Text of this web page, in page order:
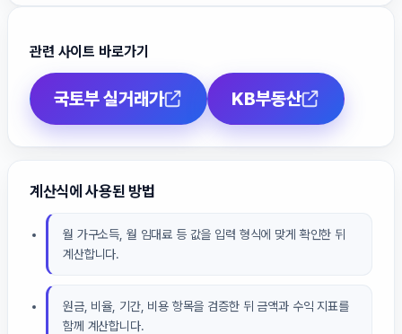
관련 사이트 바로가기
국토부 실거래가 KB부동산
계산식에 사용된 방법
월 가구소득, 월 임대료 등 값을 입력 형식에 맞게 확인한 뒤
계산합니다.
원금, 비율, 기간, 비용 항목을 검증한 뒤 금액과 수익 지표를
함께 계산합니다.